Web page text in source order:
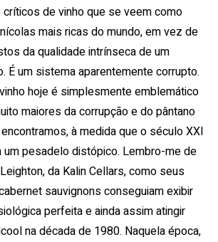
críticos de vinho que se veem como
mais ricas do mundo, em vez de
da qualidade intrínseca de um
É um sistema aparentemente corrupto.
hoje é simplesmente emblemático
maiores da corrupção e do pântano
à medida que o século XXI
pesadelo distópico. Lembro-me de
da Kalin Cellars, como seus
sauvignons conseguiam exibir
perfeita e ainda assim atingir
na década de 1980. Naquela época,